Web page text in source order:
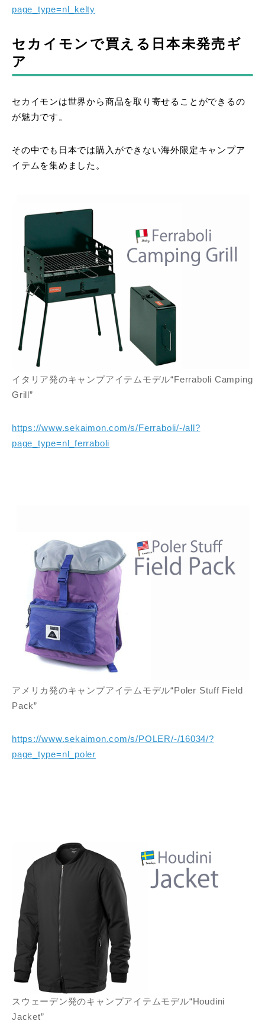
page_type=nl_kelty
セカイモンで買える日本未発売ギ
ア
セカイモンは世界から商品を取り寄せることができるの
が魅力です。
その中でも日本では購入ができない海外限定キャンプア
イテムを集めました。
イタリア発のキャンプアイテムモデル“Ferraboli Camping
Grill”
https://www.sekaimon.com/s/Ferraboli/-/all?
page_type=nl_ferraboli
アメリカ発のキャンプアイテムモデル“Poler Stuff Field
Pack”
https://www.sekaimon.com/s/POLER/-/16034/?
page_type=nl_poler
スウェーデン発のキャンプアイテムモデル“Houdini
Jacket”